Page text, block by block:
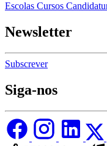
Escolas Cursos
Newsletter
Subscrever
Siga-nos